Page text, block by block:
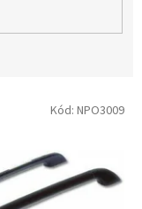
Kód: NPO3009